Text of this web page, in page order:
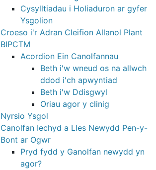
Cysylltiadau i Holiaduron ar gyfer
Ysgolion
Croeso i'r Adran Cleifion Allanol Plant
BIPCTM
Acordion Ein Canolfannau
Beth i'w wneud os na allwch
ddod i'ch apwyntiad
Beth i'w Ddisgwyl
Oriau agor y clinig
Nyrsio Ysgol
Canolfan Iechyd a Lles Newydd Pen-y-
Bont ar Ogwr
Pryd fydd y Ganolfan newydd yn
agor?